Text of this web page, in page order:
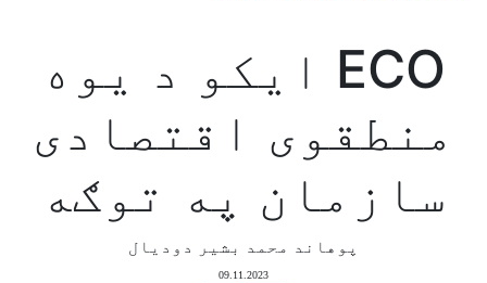
ECO ایکو د یوه
منطقوی اقتصادی
سازمان په توګه
پوهاند محمد بشیر دودیال
09.11.2023